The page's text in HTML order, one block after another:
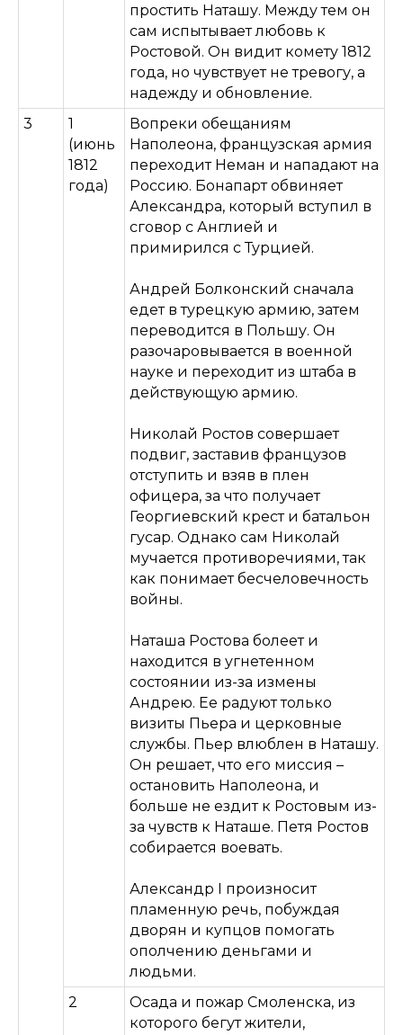
простить Наташу. Между тем он
сам испытывает любовь к
Ростовой. Он видит комету 1812
года, но чувствует не тревогу, а
надежду и обновление.
3
1
(июнь
1812
года)
Вопреки обещаниям
Наполеона, французская армия
переходит Неман и нападают на
Россию. Бонапарт обвиняет
Александра, который вступил в
сговор с Англией и
примирился с Турцией.
Андрей Болконский сначала
едет в турецкую армию, затем
переводится в Польшу. Он
разочаровывается в военной
науке и переходит из штаба в
действующую армию.
Николай Ростов совершает
подвиг, заставив французов
отступить и взяв в плен
офицера, за что получает
Георгиевский крест и батальон
гусар. Однако сам Николай
мучается противоречиями, так
как понимает бесчеловечность
войны.
Наташа Ростова болеет и
находится в угнетенном
состоянии из-за измены
Андрею. Ее радуют только
визиты Пьера и церковные
службы. Пьер влюблен в Наташу.
Он решает, что его миссия –
остановить Наполеона, и
больше не ездит к Ростовым из-
за чувств к Наташе. Петя Ростов
собирается воевать.
Александр I произносит
пламенную речь, побуждая
дворян и купцов помогать
ополчению деньгами и
людьми.
2
Осада и пожар Смоленска, из
которого бегут жители,